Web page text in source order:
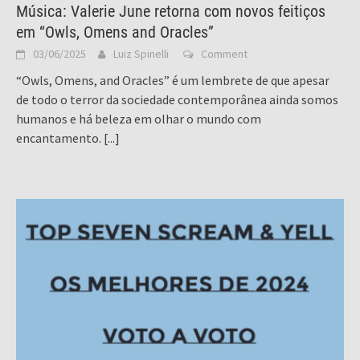
Música: Valerie June retorna com novos feitiços
em “Owls, Omens and Oracles”
03/06/2025 Luiz Spinelli Comment
“Owls, Omens, and Oracles” é um lembrete de que apesar
de todo o terror da sociedade contemporânea ainda somos
humanos e há beleza em olhar o mundo com
encantamento. [...]